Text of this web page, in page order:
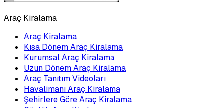
Araç Kiralama
Araç Kiralama
Kısa Dönem Araç Kiralama
Kurumsal Araç Kiralama
Uzun Dönem Araç Kiralama
Araç Tanıtım Videoları
Havalimanı Araç Kiralama
Şehirlere Göre Araç Kiralama